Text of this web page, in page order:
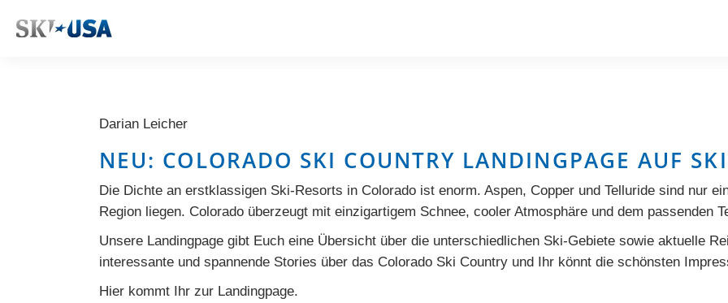
Darian Leicher
NEU: COLORADO SKI COUNTRY LANDINGPAGE AUF
Die Dichte an erstklassigen Ski-Resorts in Colorado ist enorm. Aspen, Copper und Telluride sind nur
Region liegen. Colorado überzeugt mit einzigartigem Schnee, cooler Atmosphäre und dem passenden
Unsere Landingpage gibt Euch eine Übersicht über die unterschiedlichen Ski-Gebiete sowie aktuelle
interessante und spannende Stories über das Colorado Ski Country und Ihr könnt die schönsten
Hier kommt Ihr zur Landingpage.